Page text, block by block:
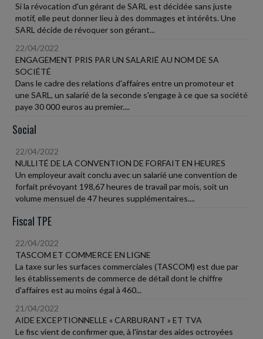
Si la révocation d'un gérant de SARL est décidée sans juste
motif, elle peut donner lieu à des dommages et intérêts. Une
SARL décide de révoquer son gérant...
22/04/2022
ENGAGEMENT PRIS PAR UN SALARIÉ AU NOM DE SA
SOCIÉTÉ
Dans le cadre des relations d'affaires entre un promoteur et
une SARL, un salarié de la seconde s'engage à ce que sa société
paye 30 000 euros au premier....
Social
22/04/2022
NULLITÉ DE LA CONVENTION DE FORFAIT EN HEURES
Un employeur avait conclu avec un salarié une convention de
forfait prévoyant 198,67 heures de travail par mois, soit un
volume mensuel de 47 heures supplémentaires....
Fiscal TPE
22/04/2022
TASCOM ET COMMERCE EN LIGNE
La taxe sur les surfaces commerciales (TASCOM) est due par
les établissements de commerce de détail dont le chiffre
d'affaires est au moins égal à 460...
21/04/2022
AIDE EXCEPTIONNELLE « CARBURANT » ET TVA
Le fisc vient de confirmer que, à l'instar des aides octroyées